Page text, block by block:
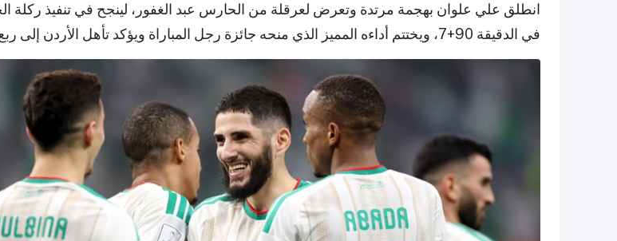
انطلق علي علوان بهجمة مرتدة وتعرض لعرقلة من الحارس عبد الغفور، لينجح في تنفيذ ركلة
في الدقيقة 90+7، ويختتم أداءه المميز الذي منحه جائزة رجل المباراة ويؤكد تأهل الأردن إلى ربع النهائي.